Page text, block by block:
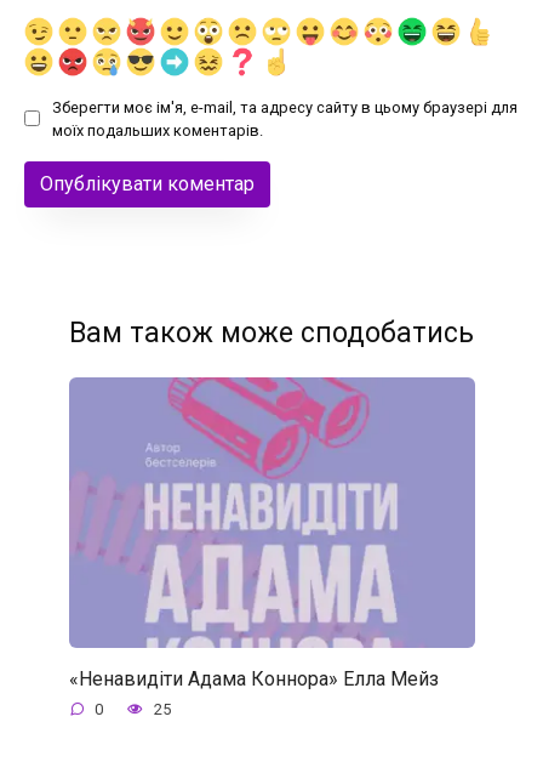
Зберегти моє ім'я, e-mail, та адресу сайту в цьому браузері для
моїх подальших коментарів.
Вам також може сподобатись
«Ненавидіти Адама Коннора» Елла Мейз
0 25